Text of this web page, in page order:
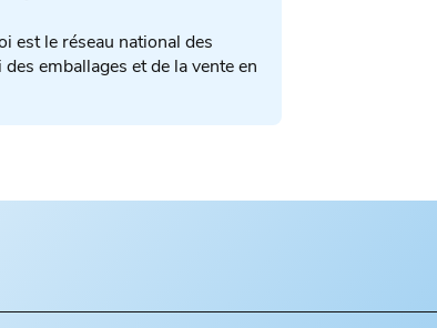
est le réseau national des
emballages et de la vente en